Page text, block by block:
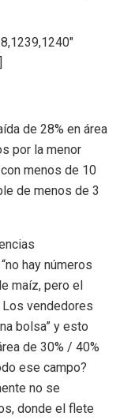
de 28% en área
por la menor
menos de 10
de menos de 3
hay números
maíz, pero el
vendedores
bolsa” y esto
de 30% / 40%
ese campo?
no se
donde el flete